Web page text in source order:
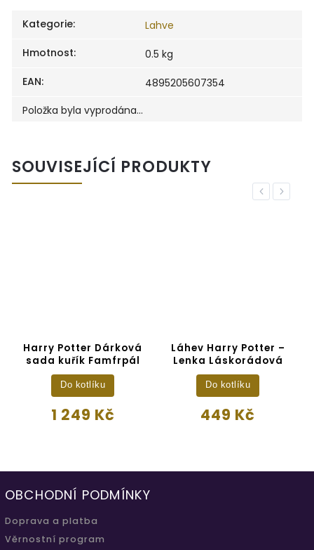
Kategorie:
Lahve
Hmotnost:
0.5 kg
EAN:
4895205607354
Položka byla vyprodána…
SOUVISEJÍCÍ PRODUKTY
Previous
Harry Potter Dárková
sada kuřík Famfrpál
1 249 Kč
Do kotlíku
Láhev Harry Potter –
Lenka Láskorádová
449 Kč
Do kotlíku
Next
OBCHODNÍ PODMÍNKY
Doprava a platba
Věrnostní program